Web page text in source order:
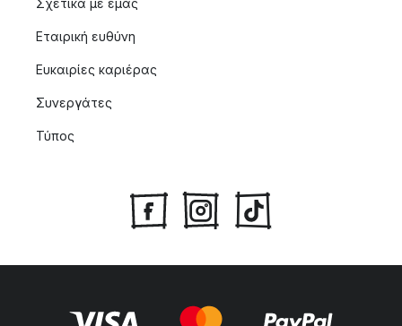
Εταιρική ευθύνη
Ευκαιρίες καριέρας
Συνεργάτες
Τύπος